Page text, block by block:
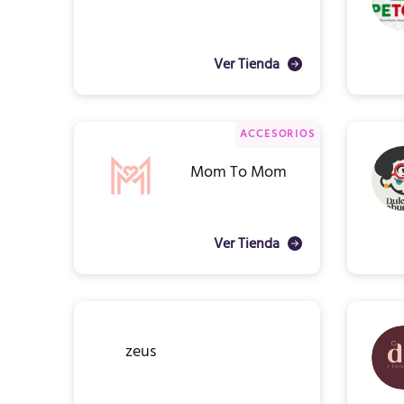
Ver Tienda
ACCESORIOS
Mom To Mom
Ver Tienda
zeus